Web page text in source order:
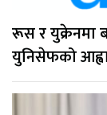
रूस र युक्रेनमा
युनिसेफको